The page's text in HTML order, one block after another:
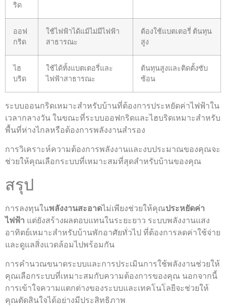
ริด
ออฟ
กริด
ใช้ไฟฟ้าได้แม้ไม่มีไฟฟ้า
สาธารณะ
ต้องใช้แบตเตอรี่ ต้นทุน
สูง
ไฮ
บริด
ใช้ได้ทั้งแบตเตอรี่และ
ไฟฟ้าสาธารณะ
ต้นทุนสูงและติดตั้งซับ
ซ้อน
ระบบออนกริดเหมาะสำหรับบ้านที่ต้องการประหยัดค่าไฟฟ้าใน
เวลากลางวัน ในขณะที่ระบบออฟกริดและไฮบริดเหมาะสำหรับ
พื้นที่ห่างไกลหรือต้องการพลังงานสำรอง
การวิเคราะห์ความต้องการพลังงานและงบประมาณของคุณจะ
ช่วยให้คุณเลือกระบบที่เหมาะสมที่สุดสำหรับบ้านของคุณ
สรุป
การลงทุนในพลังงานสะอาดไม่เพียงช่วยให้คุณประหยัดค่า
ไฟฟ้า แต่ยังสร้างผลตอบแทนในระยะยาว ระบบพลังงานแสง
อาทิตย์เหมาะสำหรับบ้านพักอาศัยทั่วไป ที่ต้องการลดค่าใช้จ่าย
และดูแลสิ่งแวดล้อมไปพร้อมกัน
การคำนวณขนาดระบบและการประเมินการใช้พลังงานช่วยให้
คุณเลือกระบบที่เหมาะสมกับความต้องการของคุณ นอกจากนี้
การเข้าใจความแตกต่างของระบบและเทคโนโลยีจะช่วยให้
คุณตัดสินใจได้อย่างมีประสิทธิภาพ